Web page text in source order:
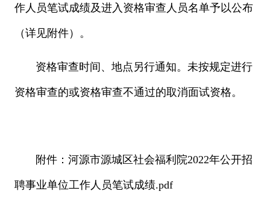
作人员笔试成绩及进入资格审查人员名单予以公布
（详见附件）。
资格审查时间、地点另行通知。未按规定进行
资格审查的或资格审查不通过的取消面试资格。
附件： 河源市源城区社会福利院2022年公开招
聘事业单位工作人员笔试成绩.pdf